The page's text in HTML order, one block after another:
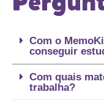
Com o
conseguir
Com quais
trabalha?